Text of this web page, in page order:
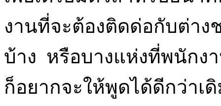
งานที่จะต้องติดด่อกับต่าง
บ้าง หรือบางแห่งที่พนักง
ก็อยากจะให้พูดได้ดีกว่า